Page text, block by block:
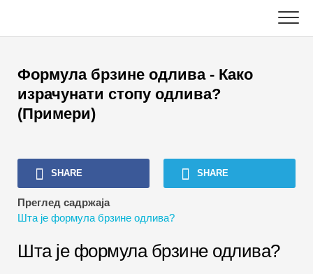
content
Водичи за управљање имовином
Екцел, ВБА и Повер БИ
Водичи за инвестиционо банкарство
Топ Боокс
Водичи за каријеру у финансијама
Формула брзине одлива - Како
израчунати стопу одлива?
(Примери)
SHARE SHARE
Преглед садржаја
Шта је формула брзине одлива?
Шта је формула брзине одлива?